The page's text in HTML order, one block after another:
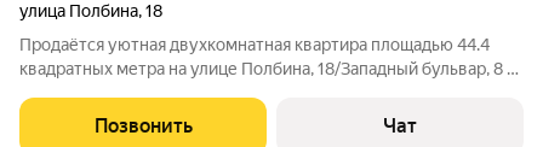
улица Полбина,18
Продаётся уютная двухкомнатная квартира площадью 44.4
квадратных метра на улице Полбина, 18/Западный бульвар, 8 в
четырёхэтажного кирпичного дома. Пространство квартиры
грамотно организовано.
Позвонить Чат